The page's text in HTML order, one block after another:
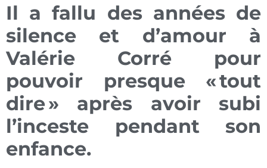
Il a fallu des années de
silence et d’amour à
Valérie Corré pour
pouvoir presque «tout
dire» après avoir subi
l’inceste pendant son
enfance.